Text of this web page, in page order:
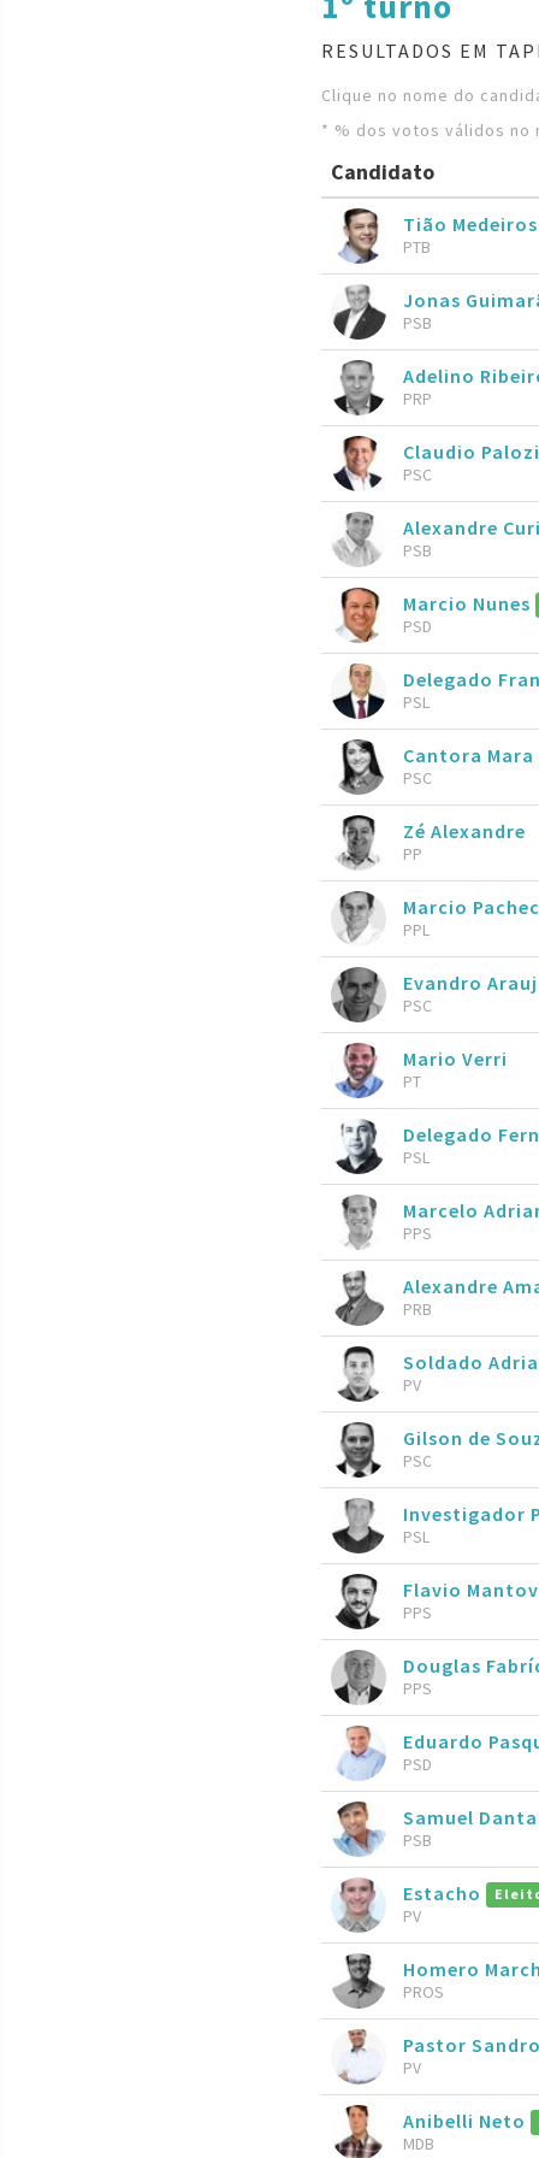
RESULTADOS EM
Clique no nome do
* % dos votos válidos no
Candidato
Tião
PTB
Jonas
PSB
Adelino
PRP
Claudio Palozi
PSC
Alexandre
PSB
Marcio Nunes
PSD
Delegado
PSL
Cantora Mara
PSC
Zé Alexandre
PP
Marcio
PPL
Evandro
PSC
Mario Verri
PT
Delegado
PSL
Marcelo
PPS
Alexandre
PRB
Soldado
PV
Gilson de
PSC
Investigador
PSL
Flavio
PPS
Douglas
PPS
Eduardo
PSD
Samuel
PSB
Estacho
PV
Homero
PROS
Pastor
PV
Anibelli Neto
MDB